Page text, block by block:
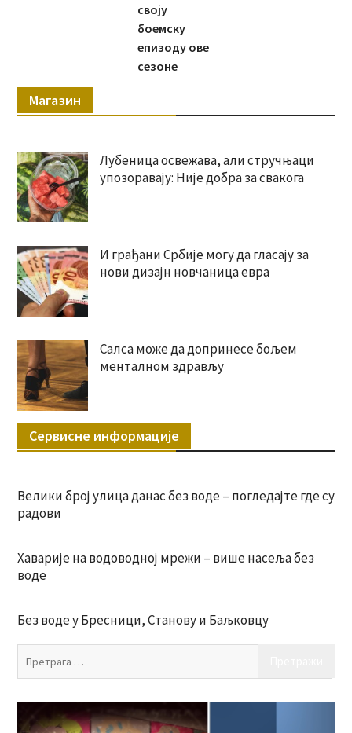
своју
боемску
епизоду ове
сезоне
Магазин
Лубеница освежава, али стручњаци
упозоравају: Није добра за свакога
И грађани Србије могу да гласају за
нови дизајн новчаница евра
Салса може да допринесе бољем
менталном здрављу
Сервисне информације
Велики број улица данас без воде – погледајте где су
радови
Хаварије на водоводној мрежи – више насеља без
воде
Без воде у Бресници, Станову и Баљковцу